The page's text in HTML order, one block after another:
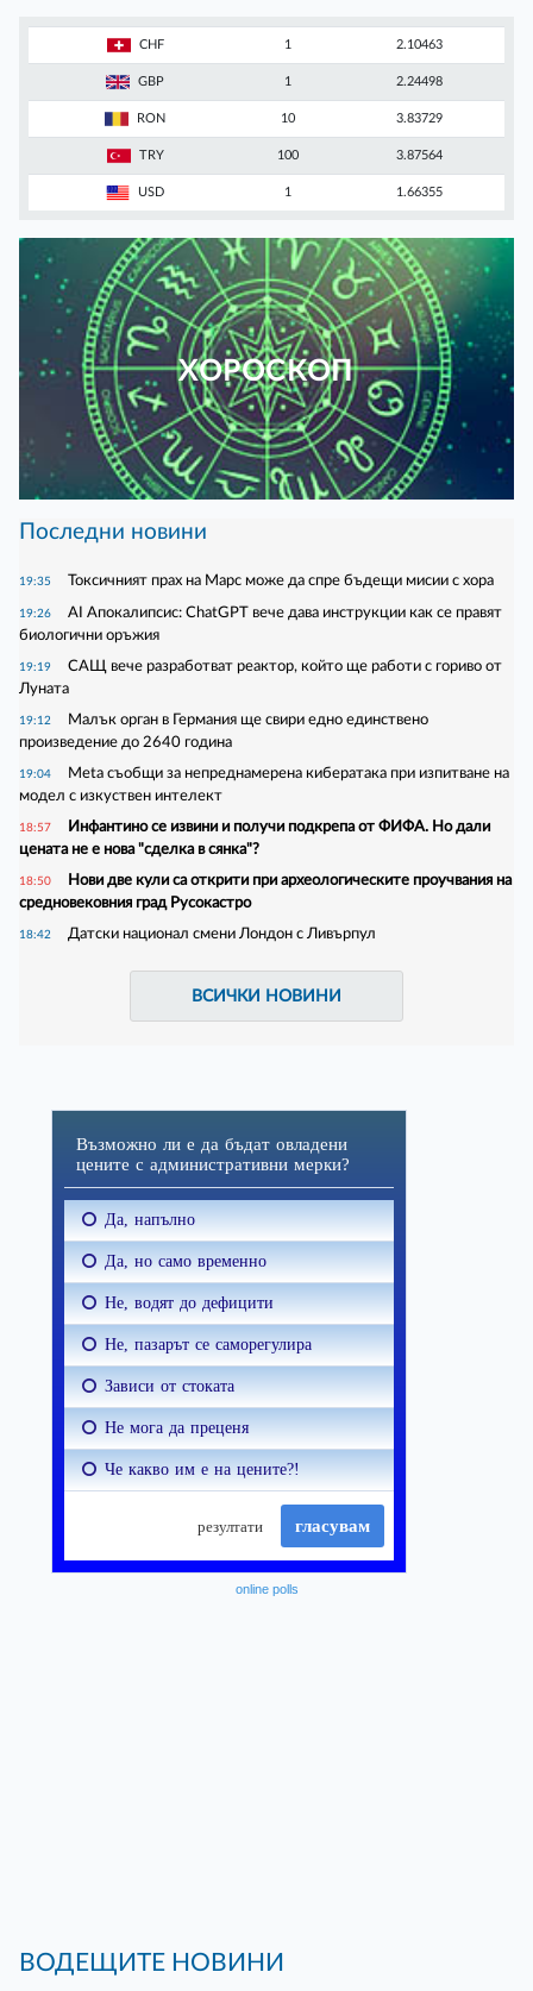
CHF 1 2.10463
GBP 1 2.24498
RON 10 3.83729
TRY 100 3.87564
USD 1 1.66355
ХОРОСКОП
Последни новини
19:35 Токсичният прах на Марс може да спре бъдещи мисии с хора
19:26
AI Апокалипсис: ChatGPT вече дава инструкции как се правят
биологични оръжия
19:19
САЩ вече разработват реактор, който ще работи с гориво от
Луната
19:12
Малък орган в Германия ще свири едно единствено
произведение до 2640 година
19:04
Meta съобщи за непреднамерена кибератака при изпитване на
модел с изкуствен интелект
18:57
Инфантино се извини и получи подкрепа от ФИФА. Но дали
цената не е нова "сделка в сянка"?
18:50
Нови две кули са открити при археологическите проучвания на
средновековния град Русокастро
18:42 Датски национал смени Лондон с Ливърпул
ВСИЧКИ НОВИНИ
online polls
ВОДЕЩИТЕ НОВИНИ